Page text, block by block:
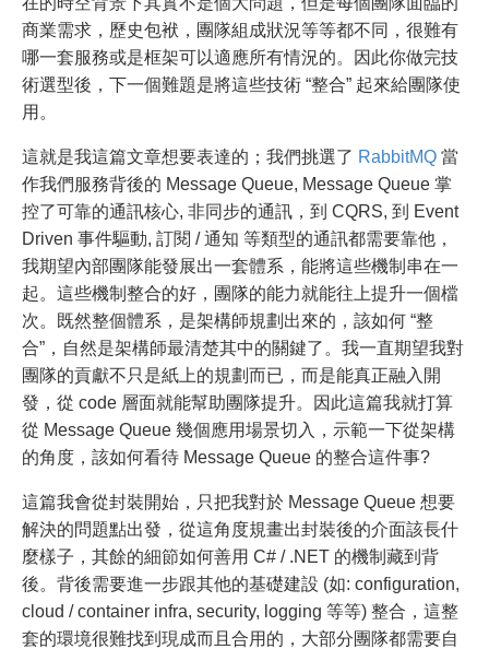
商業需求，歷史包袱，團隊組成狀況等等都不同，很難有
哪一套服務或是框架可以適應所有情況的。因此你做完技
術選型後，下一個難題是將這些技術 “整合” 起來給團隊使
用。
這就是我這篇文章想要表達的；我們挑選了 RabbitMQ 當
作我們服務背後的 Message Queue, Message Queue 掌
控了可靠的通訊核心, 非同步的通訊，到 CQRS, 到 Event
Driven 事件驅動, 訂閱 / 通知 等類型的通訊都需要靠他，
我期望內部團隊能發展出一套體系，能將這些機制串在一
起。這些機制整合的好，團隊的能力就能往上提升一個檔
次。既然整個體系，是架構師規劃出來的，該如何 “整
合”，自然是架構師最清楚其中的關鍵了。我一直期望我對
團隊的貢獻不只是紙上的規劃而已，而是能真正融入開
發，從 code 層面就能幫助團隊提升。因此這篇我就打算
從 Message Queue 幾個應用場景切入，示範一下從架構
的角度，該如何看待 Message Queue 的整合這件事?
這篇我會從封裝開始，只把我對於 Message Queue 想要
解決的問題點出發，從這角度規畫出封裝後的介面該長什
麼樣子，其餘的細節如何善用 C# / .NET 的機制藏到背
後。背後需要進一步跟其他的基礎建設 (如: configuration,
cloud / container infra, security, logging 等等) 整合，這整
套的環境很難找到現成而且合用的，大部分團隊都需要自